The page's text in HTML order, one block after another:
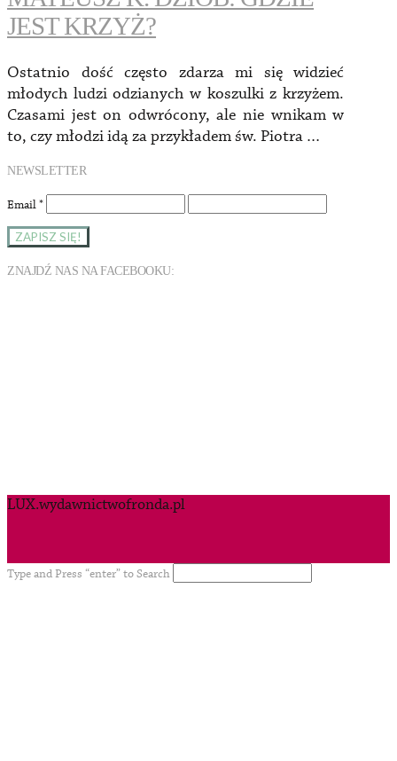
JEST KRZYŻ?
Ostatnio dość często zdarza mi się widzieć
młodych ludzi odzianych w koszulki z krzyżem.
Czasami jest on odwrócony, ale nie wnikam w
to, czy młodzi idą za przykładem św. Piotra …
NEWSLETTER
Email*
ZNAJDŹ NAS NA FACEBOOKU:
LUX.wydawnictwofronda.pl
Type and Press “enter” to Search